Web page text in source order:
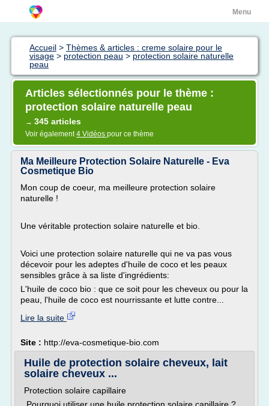
Menu
Accueil > Thèmes & articles : creme solaire pour le
visage > protection peau > protection solaire naturelle
peau
Articles sélectionnés pour le thème :
protection solaire naturelle peau
→ 345 articles
Voir également4 Vidéos pour ce thème
Ma Meilleure Protection Solaire Naturelle - Eva
Cosmetique Bio
Mon coup de coeur, ma meilleure protection solaire
naturelle !
Une véritable protection solaire naturelle et bio.
Voici une protection solaire naturelle qui ne va pas vous
décevoir pour les adeptes d'huile de coco et les peaux
sensibles grâce à sa liste d'ingrédients:
L'huile de coco bio : que ce soit pour les cheveux ou pour la
peau, l'huile de coco est nourrissante et lutte contre...
Lire la suite
Site : http://eva-cosmetique-bio.com
Huile de protection solaire cheveux, lait
solaire cheveux ...
Protection solaire capillaire